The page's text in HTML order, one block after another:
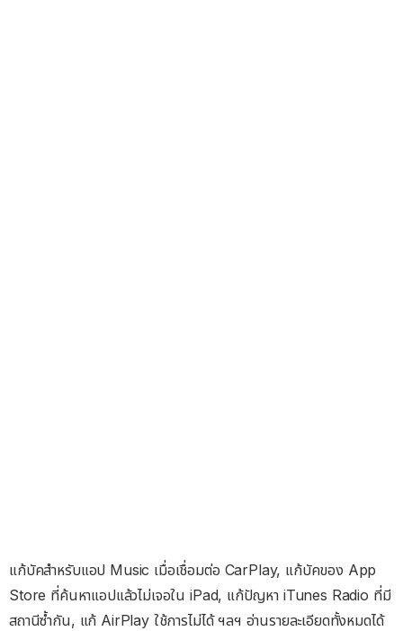
แก้บัคสำหรับแอป Music เมื่อเชื่อมต่อ CarPlay, แก้บัคของ App
Store ที่ค้นหาแอปแล้วไม่เจอใน iPad, แก้ปัญหา iTunes Radio ที่มี
สถานีซ้ำกัน, แก้ AirPlay ใช้การไม่ได้ ฯลฯ อ่านรายละเอียดทั้งหมดได้